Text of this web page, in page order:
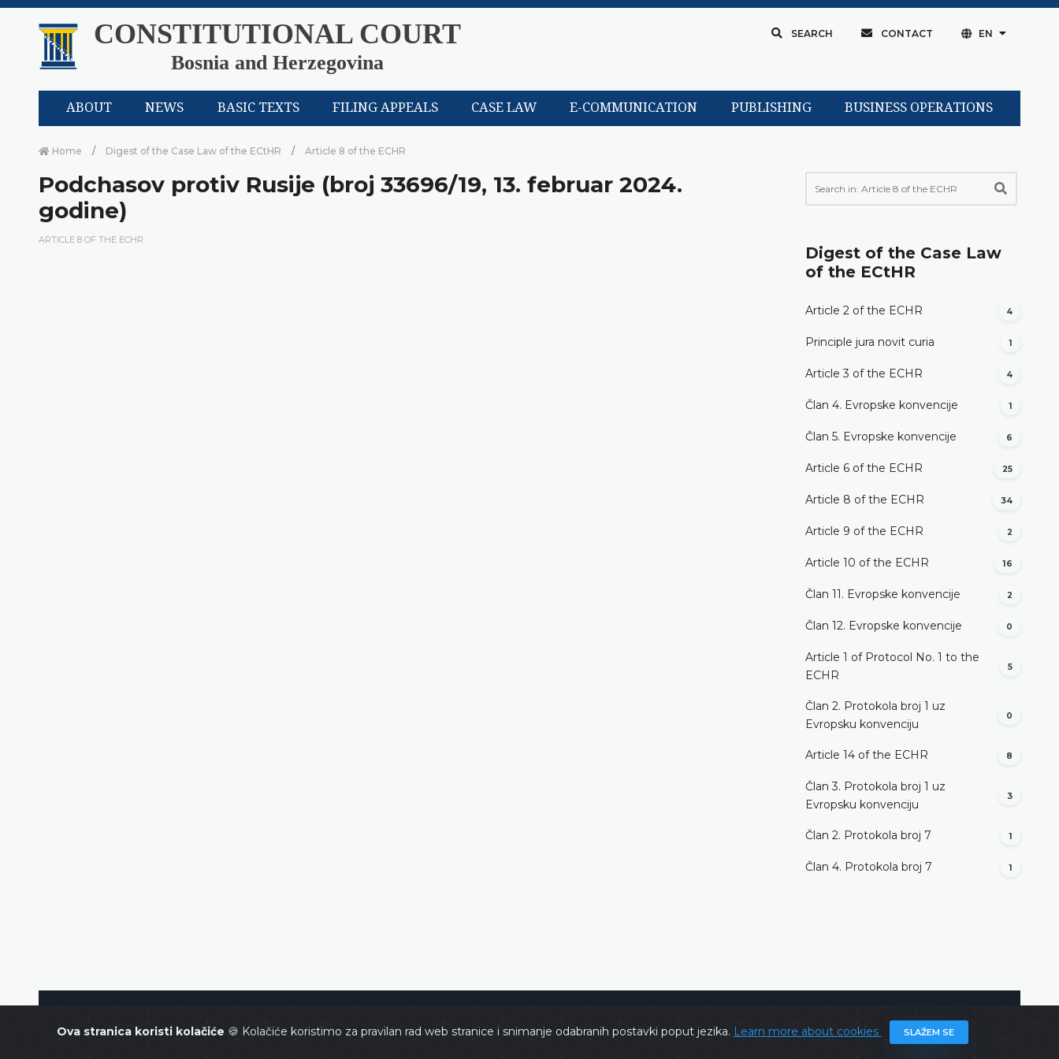
Ova stranica koristi kolačiće 🍪 Kolačiće koristimo za pravilan rad web stranice i snimanje odabranih postavki poput jezika. Learn more about cookies SLAŽEM SE
CONSTITUTIONAL COURT
Bosnia and Herzegovina
SEARCH CONTACT EN
ABOUT NEWS BASIC TEXTS FILING APPEALS CASE LAW E-COMMUNICATION PUBLISHING BUSINESS OPERATIONS
Home Digest of the Case Law of the ECtHR Article 8 of the ECHR
Podchasov protiv Rusije (broj 33696/19, 13. februar 2024.
godine)
ARTICLE 8 OF THE ECHR
Digest of the Case Law
of the ECtHR
Article 2 of the ECHR 4
Principle jura novit curia 1
Article 3 of the ECHR 4
Član 4. Evropske konvencije 1
Član 5. Evropske konvencije 6
Article 6 of the ECHR 25
Article 8 of the ECHR 34
Article 9 of the ECHR 2
Article 10 of the ECHR 16
Član 11. Evropske konvencije 2
Član 12. Evropske konvencije 0
Article 1 of Protocol No. 1 to the
ECHR
5
Član 2. Protokola broj 1 uz
Evropsku konvenciju
0
Article 14 of the ECHR 8
Član 3. Protokola broj 1 uz
Evropsku konvenciju
3
Član 2. Protokola broj 7 1
Član 4. Protokola broj 7 1
Constitutional Court of Bosnia and Herzegovina Copyrights @ 2026Constitutional Court of BiH All rights reserved.